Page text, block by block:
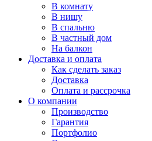
В комнату
В нишу
В спальню
В частный дом
На балкон
Доставка и оплата
Как сделать заказ
Доставка
Оплата и рассрочка
О компании
Производство
Гарантия
Портфолио